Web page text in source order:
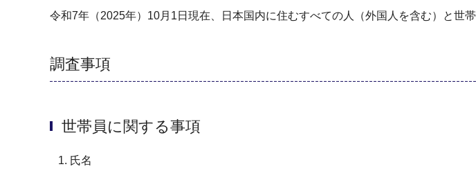
令和7年（2025年）10月1日現在、⽇本国内に住むすべての⼈（外国⼈を含む）と世帯
調査事項
世帯員に関する事項
氏名